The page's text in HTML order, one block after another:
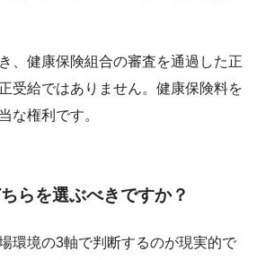
、健康保険組合の審査を通過した正
受給ではありません。健康保険料を
な権利です。
らを選ぶべきですか？
環境の3軸で判断するのが現実的で